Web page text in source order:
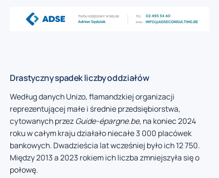
Drastyczny spadek liczby oddziałów
Według danych Unizo, flamandzkiej organizacji
reprezentującej małe i średnie przedsiębiorstwa,
cytowanych przezGuide-épargne.be, na koniec 2024
roku w całym kraju działało niecałe 3 000 placówek
bankowych. Dwadzieścia lat wcześniej było ich 12 750.
Między 2013 a 2023 rokiem ich liczba zmniejszyła się o
połowę.